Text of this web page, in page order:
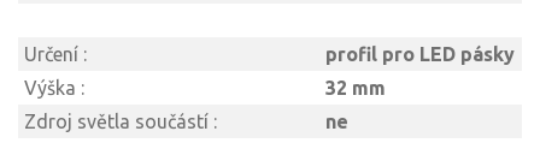
Určení :
profil pro LED pásky
Výška :
32 mm
Zdroj světla součástí :
ne